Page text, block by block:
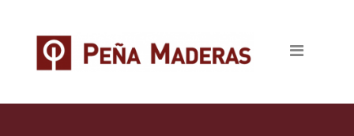
Productos
Tableros